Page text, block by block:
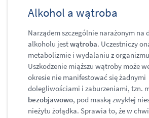
Alkohol a wątroba
Narządem szczególnie narażonym na
alkoholu jestwątroba. Uczestniczy
metabolizmie i wydalaniu z
Uszkodzenie miąższu wątroby może
okresie nie manifestować się żadnymi
dolegliwościami i zaburzeniami, tzn.
bezobjawowo, pod maską zwykłej
nieżytu żołądka. Sprawia to, że w